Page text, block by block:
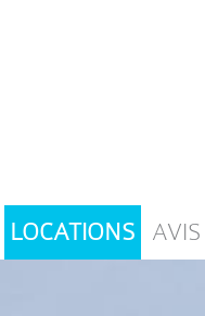
LOCATIONS